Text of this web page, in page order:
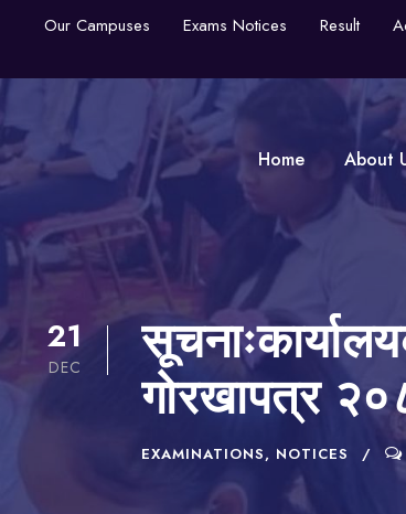
Our Campuses Exams Notices Result
Home About
21
DEC
गोरखापत्र
EXAMINATIONS, NOTICES